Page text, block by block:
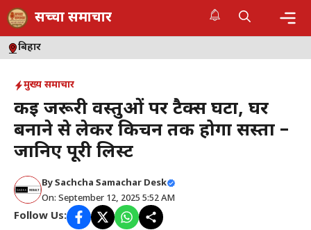
Skip
to
content
सच्चा समाचार
बिहार
मुख्य समाचार
कई जरूरी वस्तुओं पर टैक्स घटा, घर
बनाने से लेकर किचन तक होगा सस्ता –
जानिए पूरी लिस्ट
BySachcha Samachar Desk
On: September 12, 2025 5:52 AM
Follow Us: